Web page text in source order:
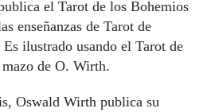
el Tarot de los Bohemios
enseñanzas de Tarot de
ilustrado usando el Tarot de
de O. Wirth.
Oswald Wirth publica su